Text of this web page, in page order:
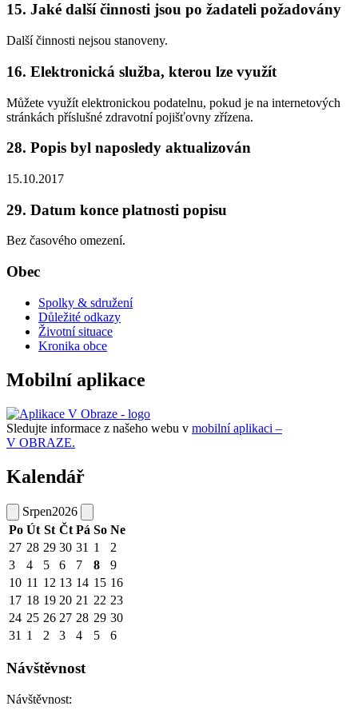
15. Jaké další činnosti jsou po žadateli požadovány
Další činnosti nejsou stanoveny.
16. Elektronická služba, kterou lze využít
Můžete využít elektronickou podatelnu, pokud je na internetových
stránkách příslušné zdravotní pojišťovny zřízena.
28. Popis byl naposledy aktualizován
15.10.2017
29. Datum konce platnosti popisu
Bez časového omezení.
Obec
Spolky & sdružení
Důležité odkazy
Životní situace
Kronika obce
Mobilní aplikace
Sledujte informace z našeho webu v mobilní aplikaci –
V OBRAZE.
Kalendář
Srpen2026
Po Út St Čt Pá So Ne
27 28 29 30 31 1
2
3
4 5 6 7 8
9
10 11 12 13 14 15 16
17 18 19 20 21 22 23
24 25 26 27 28 29 30
31 1 2 3 4 5 6
Návštěvnost
Návštěvnost: